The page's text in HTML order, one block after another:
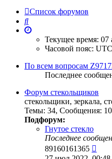
Список форумов
Поиск
Текущее время: 07
Часовой пояс: UTC
По всем вопросам
Последнее
Форум стекольщиков
стекольщики, зеркала,
Темы: 34, Сообщения:
Подфорум:
Гнутое стекло
Последнее
89160161365
к